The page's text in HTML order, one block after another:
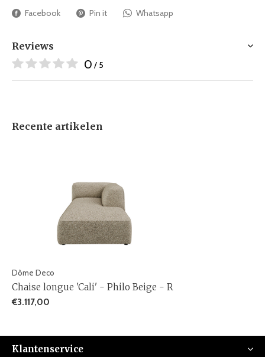
Facebook Pin it Whatsapp
Reviews
0 / 5
Recente artikelen
Dôme Deco
Chaise longue 'Cali' - Philo Beige - R
€3.117,00
Klantenservice